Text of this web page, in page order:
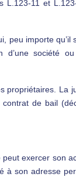
L.123-11 et
peu importe qu’il
d’une société
propriétaires. La
de bail
exercer son
à son adresse